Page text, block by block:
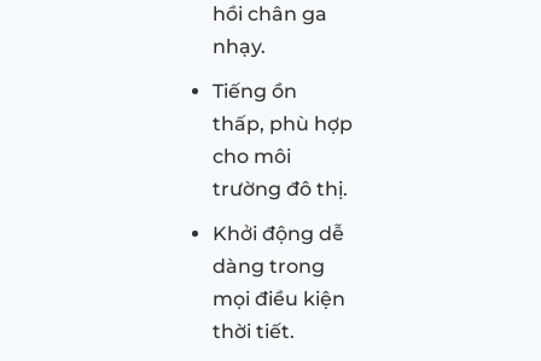
hồi chân ga
nhạy.
Tiếng ồn
thấp, phù hợp
cho môi
trường đô thị.
Khởi động dễ
dàng trong
mọi điều kiện
thời tiết.